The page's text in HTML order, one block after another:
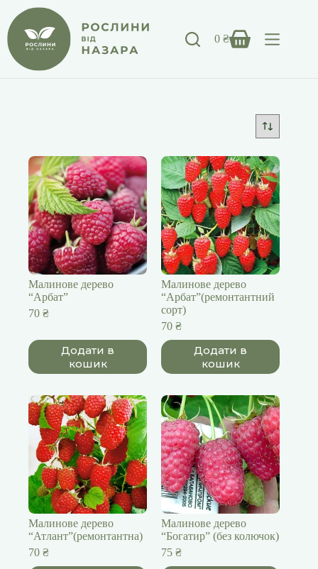
Перейти
вмісту
Кошик
0₴
Малинове дерево
“Арбат”
70 ₴
Додати в
кошик
Малинове дерево
“Арбат”(ремонтантний
сорт)
70₴
Додати в
кошик
Малинове дерево
“Атлант”(ремонтантна)
70 ₴
Малинове дерево
“Богатир” (без колючок)
75₴